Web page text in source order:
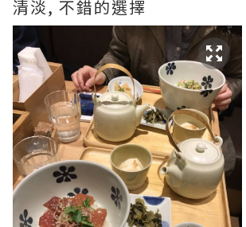
清淡, 不錯的選擇